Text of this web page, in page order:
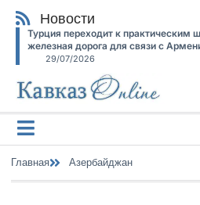
Новости
Турция переходит к практическим
железная дорога для связи с
29/07/2026
Главная Азербайджан